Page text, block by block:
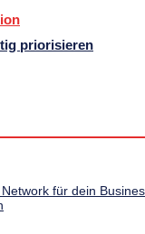
priorisieren
für dein